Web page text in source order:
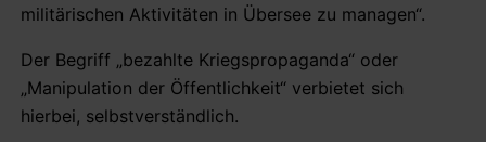
militärischen Aktivitäten in Übersee zu managen“.
Der Begriff „bezahlte Kriegspropaganda“ oder
„Manipulation der Öffentlichkeit“ verbietet sich
hierbei, selbstverständlich.